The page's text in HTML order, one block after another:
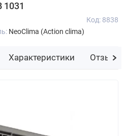
1031
NeoClima (Action clima)
Код: 8838
Характеристики Отзывы